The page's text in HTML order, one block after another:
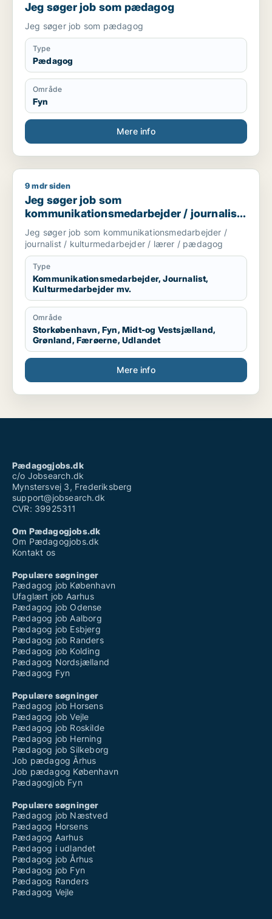
Jeg søger job som pædagog
Jeg søger job som pædagog
Type
Pædagog
Område
Fyn
Mere info
Jeg søger job som kommunikationsmedarbejder /
9 mdr siden
Jeg søger job som
kommunikationsmedarbejder / journalist
/ kulturmedarbejder / lærer / pædagog
Jeg søger job som kommunikationsmedarbejder /
journalist / kulturmedarbejder / lærer / pædagog
Type
Kommunikationsmedarbejder, Journalist,
Kulturmedarbejder mv.
Område
Storkøbenhavn, Fyn, Midt-og Vestsjælland,
Grønland, Færøerne, Udlandet
Mere info
Pædagogjobs.dk
c/o Jobsearch.dk
Mynstersvej 3, Frederiksberg
support@jobsearch.dk
CVR: 39925311
Om Pædagogjobs.dk
Om Pædagogjobs.dk
Kontakt os
Populære søgninger
Pædagog job København
Ufaglært job Aarhus
Pædagog job Odense
Pædagog job Aalborg
Pædagog job Esbjerg
Pædagog job Randers
Pædagog job Kolding
Pædagog Nordsjælland
Pædagog Fyn
Populære søgninger
Pædagog job Horsens
Pædagog job Vejle
Pædagog job Roskilde
Pædagog job Herning
Pædagog job Silkeborg
Job pædagog Århus
Job pædagog København
Pædagogjob Fyn
Populære søgninger
Pædagog job Næstved
Pædagog Horsens
Pædagog Aarhus
Pædagog i udlandet
Pædagog job Århus
Pædagog job Fyn
Pædagog Randers
Pædagog Vejle